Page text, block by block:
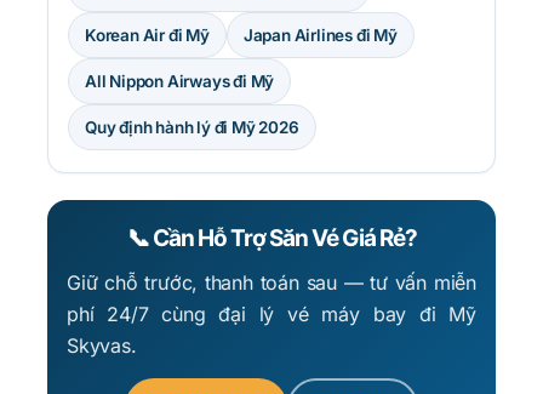
Korean Air đi Mỹ Japan Airlines đi Mỹ
All Nippon Airways đi Mỹ
Quy định hành lý đi Mỹ 2026
📞 Cần Hỗ Trợ Săn Vé Giá Rẻ?
Giữ chỗ trước, thanh toán sau — tư vấn miễn
phí 24/7 cùng đại lý vé máy bay đi Mỹ
Skyvas.